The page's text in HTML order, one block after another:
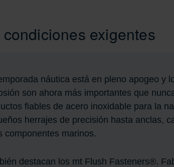
exigentes
náutica está en pleno apogeo y
son ahora más importantes que
fiables de acero inoxidable para la
herrajes de precisión hasta anclas,
componentes marinos.
destacan los mt Flush Fasteners®.